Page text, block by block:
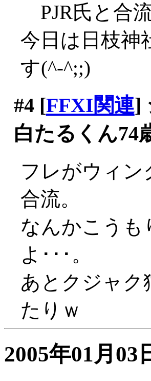
PJR氏と合
今日は日枝神
す(^-^;;)
#4[FFXI関連]
白たるくん74
フレがウィ
合流。
なんかこうも
よ･･･。
あとクジャク
たりｗ
2005年01月03